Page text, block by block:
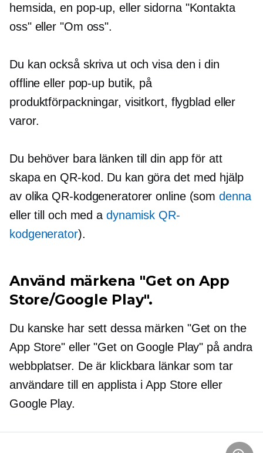
hemsida, en pop-up, eller sidorna "Kontakta
oss" eller "Om oss".
Du kan också skriva ut och visa den i din
offline eller pop-up butik, på
produktförpackningar, visitkort, flygblad eller
varor.
Du behöver bara länken till din app för att
skapa en QR-kod. Du kan göra det med hjälp
av olika QR-kodgeneratorer online (somdenna
eller till och med a dynamisk QR-
kodgenerator).
Använd märkena "Get on App
Store/Google Play".
Du kanske har sett dessa märken "Get on the
App Store" eller "Get on Google Play" på andra
webbplatser. De är klickbara länkar som tar
användare till en applista i App Store eller
Google Play.